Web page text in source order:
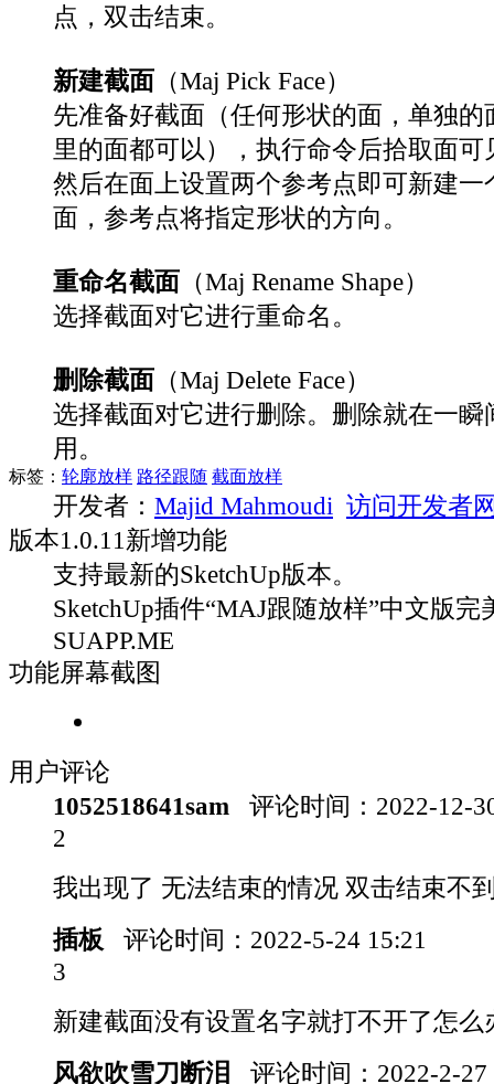
点，双击结束。
新建截面 （Maj Pick Face）
先准备好截面（任何形状的面，单独的
里的面都可以），执行命令后拾取面可
然后在面上设置两个参考点即可新建一
面，参考点将指定形状的方向。
重命名截面 （Maj Rename Shape）
选择截面对它进行重命名。
删除截面 （Maj Delete Face）
选择截面对它进行删除。删除就在一瞬
用。
标签： 轮廓放样 路径跟随 截面放样
开发者： Majid Mahmoudi 访问开发者
版本1.0.11 新增功能
支持最新的SketchUp版本。
SketchUp插件“MAJ跟随放样”中文版完
SUAPP.ME
功能屏幕截图
用户评论
1052518641sam
评论时间： 2022-12-
2
我出现了 无法结束的情况 双击结束不
插板
评论时间： 2022-5-24 15:21
3
新建截面没有设置名字就打不开了怎么
风欲吹雪刀断泪
评论时间： 2022-2-